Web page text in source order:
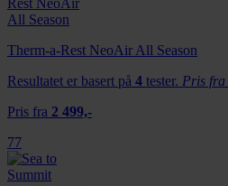
Therm-a-Rest NeoAir All Season
Resultatet er basert på 4 tester. Pris fra
Pris fra 2 499,-
77